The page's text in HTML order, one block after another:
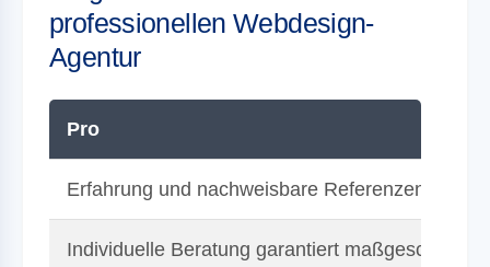
professionellen Webdesign-
Agentur
Pro
Erfahrung und nachweisbare Referenzen
Individuelle Beratung garantiert